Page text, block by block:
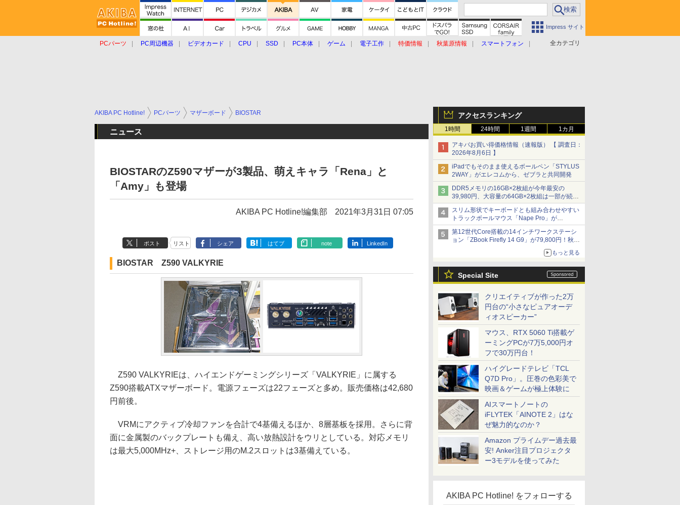
Impress サイト
全カテゴリ
PCパーツ PC周辺機器 ビデオカード CPU SSD PC本体 ゲーム 電子工作 特価情報 秋葉原情報
スマートフォン
アクセスランキング
1時間 24時間 1週間 1カ月
アキバお買い得価格情報（速報版） 【 調査日：
2026年8月6日 】
iPadでもそのまま使えるボールペン「STYLUS
2WAY」がエレコムから、ゼブラと共同開発
DDR5メモリの16GB×2枚組が今年最安の
39,980円、大容量の64GB×2枚組は一部が続騰
[8月前半のメモリ価格]
スリム形状でキーボードとも組み合わせやすい
トラックボールマウス「Nape Pro」が
Keychronから
第12世代Core搭載の14インチワークステーシ
ョン「ZBook Firefly 14 G9」が79,800円！秋葉
もっと見る
Special Site
クリエイティブが作った2万
円台の“小さなピュアオーデ
ィオスピーカー”
マウス、RTX 5060 Ti搭載ゲ
ーミングPCが7万5,000円オ
フで30万円台！
ハイグレードテレビ「TCL
Q7D Pro」。圧巻の色彩美で
映画＆ゲームが極上体験に
AIスマートノートの
iFLYTEK「AINOTE 2」はな
ぜ魅力的なのか？
Amazon プライムデー過去最
安! Anker注目プロジェクタ
ー3モデルを使ってみた
AKIBA PC Hotline! をフォローする
AKIBA PC Hotline! PCパーツ マザーボード BIOSTAR
ニュース
BIOSTARのZ590マザーが3製品、萌えキャラ「Rena」と
「Amy」も登場
AKIBA PC Hotline!編集部 2021年3月31日 07:05
ポスト リスト シェア はてブ note LinkedIn
BIOSTAR Z590 VALKYRIE
Z590 VALKYRIEは、ハイエンドゲーミングシリーズ「VALKYRIE」に属する
Z590搭載ATXマザーボード。電源フェーズは22フェーズと多め。販売価格は42,680
円前後。
VRMにアクティブ冷却ファンを合計で4基備えるほか、8層基板を採用。さらに背
面に金属製のバックプレートも備え、高い放熱設計をウリとしている。対応メモリ
は最大5,000MHz+、ストレージ用のM.2スロットは3基備えている。